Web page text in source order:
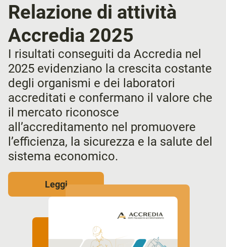
Relazione di attività
Accredia 2025
I risultati conseguiti da Accredia nel
2025 evidenziano la crescita costante
degli organismi e dei laboratori
accreditati e confermano il valore che
il mercato riconosce
all’accreditamento nel promuovere
l’efficienza, la sicurezza e la salute del
sistema economico.
Leggi